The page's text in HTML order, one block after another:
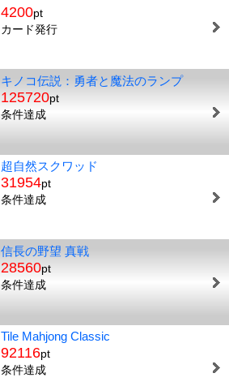
4200pt
カード発行
キノコ伝説：勇者と魔法のランプ
125720pt
条件達成
超自然スクワッド
31954pt
条件達成
信長の野望 真戦
28560pt
条件達成
Tile Mahjong Classic
92116pt
条件達成